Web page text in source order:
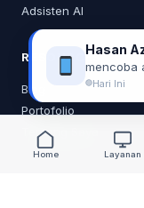
Adsisten AI
RESOURCES
Blog
Portofolio
Tentang Saya
Home Layanan
Hasan
mencoba
Hari Ini